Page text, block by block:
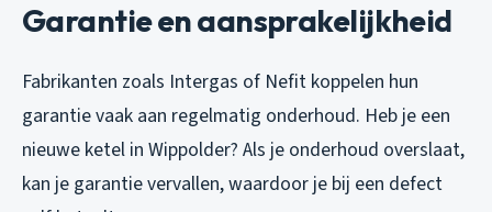
Garantie en aansprakelijkheid
Fabrikanten zoals Intergas of Nefit koppelen hun
garantie vaak aan regelmatig onderhoud. Heb je een
nieuwe ketel in Wippolder? Als je onderhoud overslaat,
kan je garantie vervallen, waardoor je bij een defect